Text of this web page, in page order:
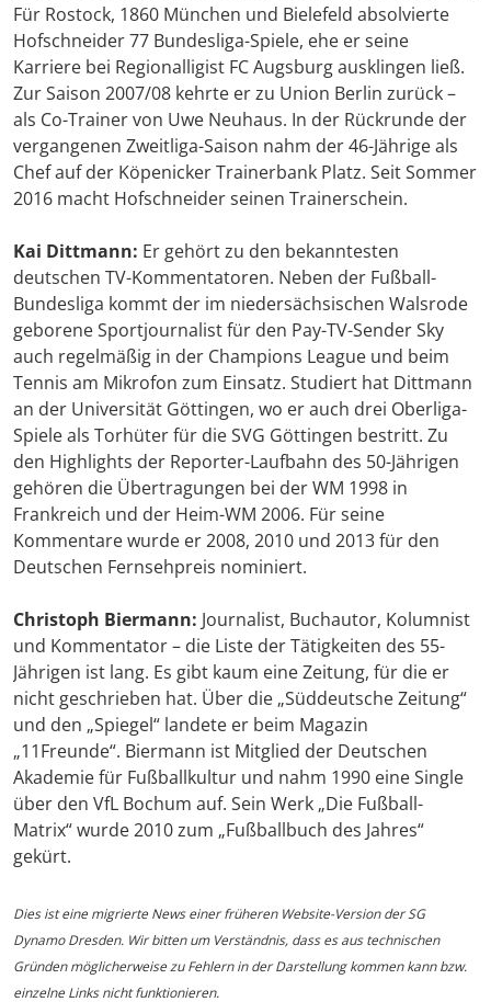
Für Rostock, 1860 München und Bielefeld absolvierte
Hofschneider 77 Bundesliga-Spiele, ehe er seine
Karriere bei Regionalligist FC Augsburg ausklingen ließ.
Zur Saison 2007/08 kehrte er zu Union Berlin zurück –
als Co-Trainer von Uwe Neuhaus. In der Rückrunde der
vergangenen Zweitliga-Saison nahm der 46-Jährige als
Chef auf der Köpenicker Trainerbank Platz. Seit Sommer
2016 macht Hofschneider seinen Trainerschein.
Kai Dittmann: Er gehört zu den bekanntesten
deutschen TV-Kommentatoren. Neben der Fußball-
Bundesliga kommt der im niedersächsischen Walsrode
geborene Sportjournalist für den Pay-TV-Sender Sky
auch regelmäßig in der Champions League und beim
Tennis am Mikrofon zum Einsatz. Studiert hat Dittmann
an der Universität Göttingen, wo er auch drei Oberliga-
Spiele als Torhüter für die SVG Göttingen bestritt. Zu
den Highlights der Reporter-Laufbahn des 50-Jährigen
gehören die Übertragungen bei der WM 1998 in
Frankreich und der Heim-WM 2006. Für seine
Kommentare wurde er 2008, 2010 und 2013 für den
Deutschen Fernsehpreis nominiert.
Christoph Biermann: Journalist, Buchautor, Kolumnist
und Kommentator – die Liste der Tätigkeiten des 55-
Jährigen ist lang. Es gibt kaum eine Zeitung, für die er
nicht geschrieben hat. Über die „Süddeutsche Zeitung“
und den „Spiegel“ landete er beim Magazin
„11Freunde“. Biermann ist Mitglied der Deutschen
Akademie für Fußballkultur und nahm 1990 eine Single
über den VfL Bochum auf. Sein Werk „Die Fußball-
Matrix“ wurde 2010 zum „Fußballbuch des Jahres“
gekürt.
Dies ist eine migrierte News einer früheren Website-Version der SG
Dynamo Dresden. Wir bitten um Verständnis, dass es aus technischen
Gründen möglicherweise zu Fehlern in der Darstellung kommen kann bzw.
einzelne Links nicht funktionieren.